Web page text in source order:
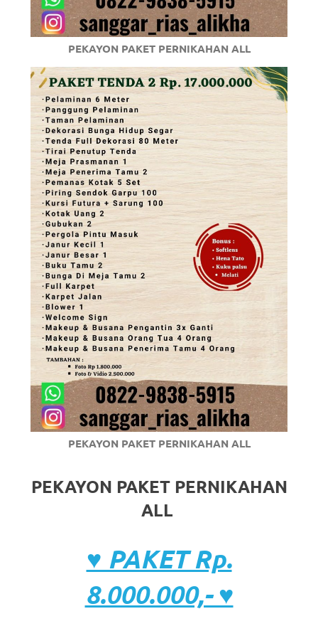
PEKAYON PAKET PERNIKAHAN ALL
PEKAYON PAKET PERNIKAHAN ALL
PEKAYON PAKET PERNIKAHAN
ALL
♥ PAKET Rp.
8.000.000,- ♥